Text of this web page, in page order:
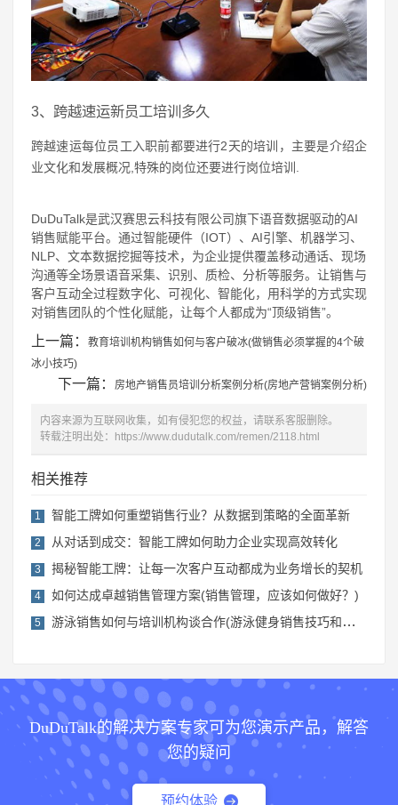
3、跨越速运新员工培训多久
跨越速运每位员工入职前都要进行2天的培训，主要是介绍企
业文化和发展概况,特殊的岗位还要进行岗位培训.
DuDuTalk是武汉赛思云科技有限公司旗下语音数据驱动的AI
销售赋能平台。通过智能硬件（IOT）、AI引擎、机器学习、
NLP、文本数据挖掘等技术，为企业提供覆盖移动通话、现场
沟通等全场景语音采集、识别、质检、分析等服务。让销售与
客户互动全过程数字化、可视化、智能化，用科学的方式实现
对销售团队的个性化赋能，让每个人都成为“顶级销售”。
上一篇：
教育培训机构销售如何与客户破冰(做销售必须掌握的4个破
冰小技巧)
下一篇： 房地产销售员培训分析案例分析(房地产营销案例分析)
内容来源为互联网收集，如有侵犯您的权益，请联系客服删除。
转载注明出处：
https://www.dudutalk.com/remen/2118.html
相关推荐
1 智能工牌如何重塑销售行业？从数据到策略的全面革新
2 从对话到成交：智能工牌如何助力企业实现高效转化
3 揭秘智能工牌：让每一次客户互动都成为业务增长的契机
4 如何达成卓越销售管理方案(销售管理，应该如何做好？)
5 游泳销售如何与培训机构谈合作(游泳健身销售技巧和话术)
DuDuTalk的解决方案专家可为您演示产品，解答
您的疑问
预约体验